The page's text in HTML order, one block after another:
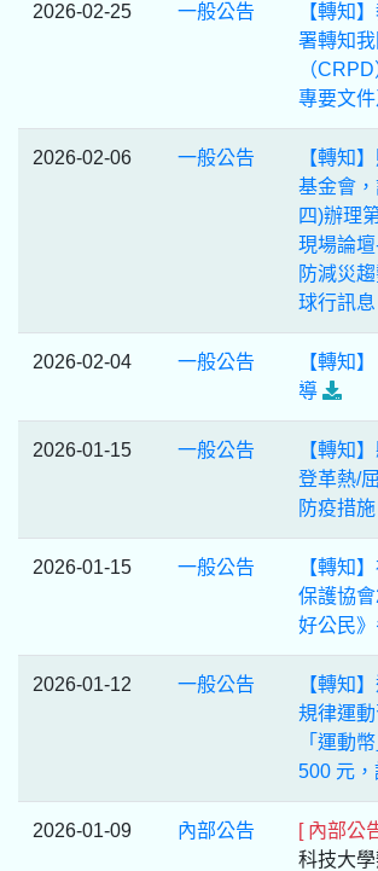
2026-02-25 一般公告
【轉知
署轉知
（
專要文
2026-02-06 一般公告
【轉知
基金會
四)辦理
現場論
防減災
球行訊息
2026-02-04 一般公告
【轉知
導
2026-01-15 一般公告
【轉知
登革熱/
防疫措施
2026-01-15 一般公告
【轉知
保護協
好公民
2026-01-12 一般公告
【轉知
規律運
「運動
500 元
2026-01-09 內部公告 [ 內部公
科技大